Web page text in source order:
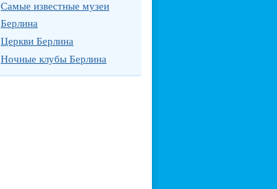
Самые известные музеи
Берлина
Церкви Берлина
Ночные клубы Берлина